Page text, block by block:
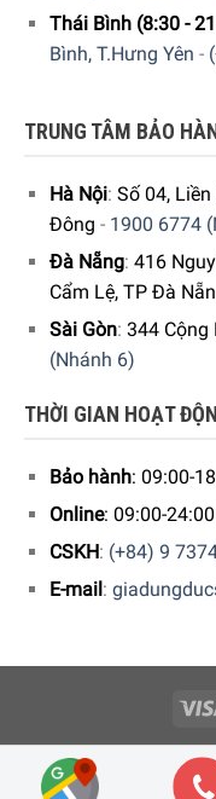
Bảo hành bằng thẻ
Hàng đúng nguồn
phẩm Đầu thay tăm
showroom của Gia
website của chúng tôi.
5/5
Thái Bình (8:30 -
Bình, T.Hưng Yên -
TRUNG TÂM BẢO
Hà Nội: Số 04, Liền
Đông - 1900 6774
Đà Nẵng: 416
Cẩm Lệ, TP Đà
Sài Gòn: 344 Cộng
(Nhánh 6)
THỜI GIAN HOẠT
Bảo hành: 09:00-
Online: 09:00-
CSKH: (+84) 9
E-mail :
Copyright 2026 © Công